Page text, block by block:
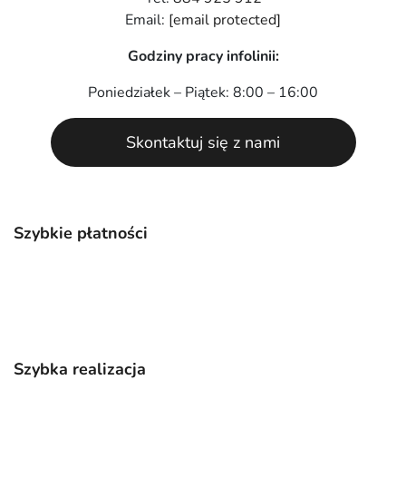
Szybkie płatności
Szybka realizacja
Email: [email protected]
Godziny pracy infolinii:
Poniedziałek – Piątek: 8:00 – 16:00
Skontaktuj się z nami